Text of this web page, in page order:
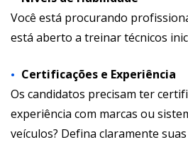
Você está procurando
está aberto a treinar técnicos
Certificações e Experiência
Os candidatos precisam ter
experiência com marcas ou
veículos? Defina claramente